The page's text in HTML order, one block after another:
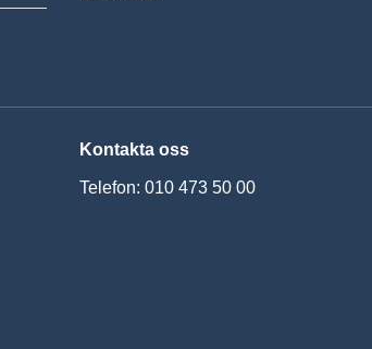
Kontakta oss
Telefon: 010 473 50 00